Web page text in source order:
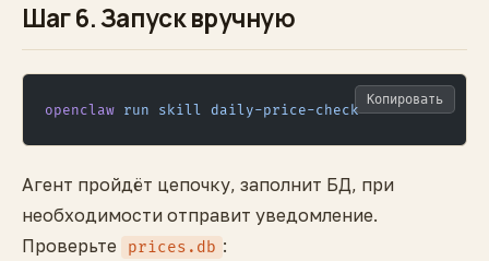
Шаг 6. Запуск вручную
openclaw run skill daily-price-check
Копировать
Агент пройдёт цепочку, заполнит БД, при
необходимости отправит уведомление.
Проверьте
prices.db :